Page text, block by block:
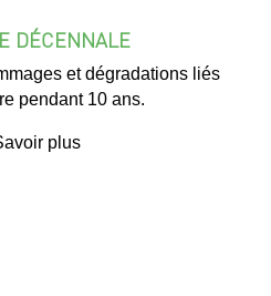
DÉCENNALE
et dégradations liés
pendant 10 ans.
plus